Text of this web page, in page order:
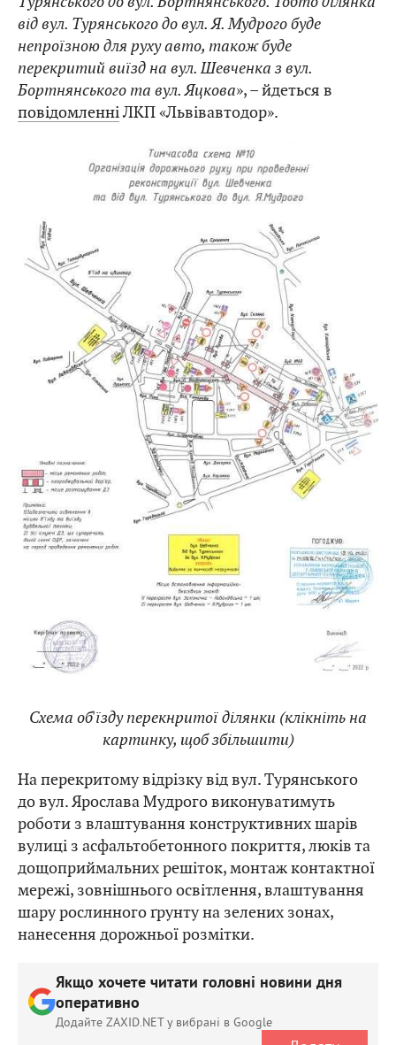
від вул. Турянського до вул. Я. Мудрого буде
непроїзною для руху авто, також буде
перекритий виїзд на вул. Шевченка з вул.
Бортнянського та вул. Яцкова», – йдеться в
повідомленніЛКП «Львівавтодор».
Cхема об'їзду перекнритої ділянки (клікніть на
картинку, щоб збільшити)
На перекритому відрізку від вул. Турянського
до вул. Ярослава Мудрого виконуватимуть
роботи з влаштування конструктивних шарів
вулиці з асфальтобетонного покриття, люків та
дощоприймальних решіток, монтаж контактної
мережі, зовнішнього освітлення, влаштування
шару рослинного ґрунту на зелених зонах,
нанесення дорожньої розмітки.
Якщо хочете читати головні новини дня
оперативно
Додайте ZAXID.NET у вибрані в Google